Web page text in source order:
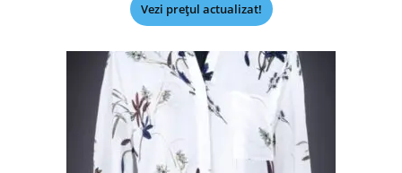
Vezi prețul actualizat!